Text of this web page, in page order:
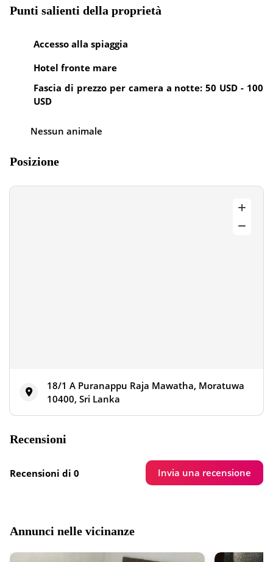
Punti salienti della proprietà
Accesso alla spiaggia
Hotel fronte mare
Fascia di prezzo per camera a notte: 50 USD - 100
USD
Nessun animale
Posizione
18/1 A Puranappu Raja Mawatha, Moratuwa
10400, Sri Lanka
Recensioni
Recensioni di 0 Invia una recensione
Annunci nelle vicinanze